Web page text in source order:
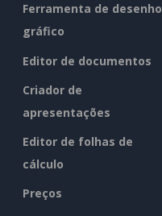
Ferramenta de desenho
gráfico
Editor de documentos
Criador de
apresentações
Editor de folhas de
cálculo
Preços